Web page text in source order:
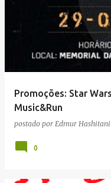
Promoções: Star
Music&Run
postado por Edmur Hashitani
0